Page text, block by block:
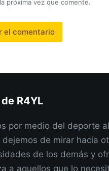
próxima vez que comente.
el comentario
R4YL
por medio del deporte
dejemos de mirar hacia
de los demás y
a aquellos que lo